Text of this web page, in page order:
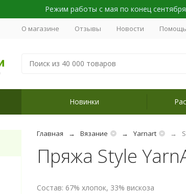
Режим работы с мая по конец
О магазине Отзывы Новости Помощь
Новинки
Главная Вязание Yarnart
Пряжа Style
Состав: 67% хлопок, 33% вискоза